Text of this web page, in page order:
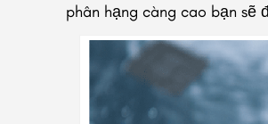
phân hạng càng cao bạn